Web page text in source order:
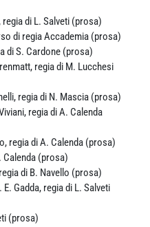
regia di L. Salveti (prosa)
di regia Accademia (prosa)
di S. Cardone (prosa)
regia di M. Lucchesi
regia di N. Mascia (prosa)
regia di A. Calenda
regia di A. Calenda (prosa)
Calenda (prosa)
di B. Navello (prosa)
E. Gadda, regia di L. Salveti
(prosa)